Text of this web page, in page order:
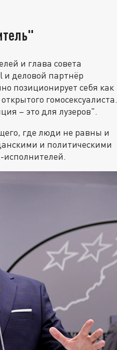
и глава совета
и деловой партнёр
позиционирует себя как
гомосексуалиста.
– это для лузеров".
где люди не равны и
и политическими